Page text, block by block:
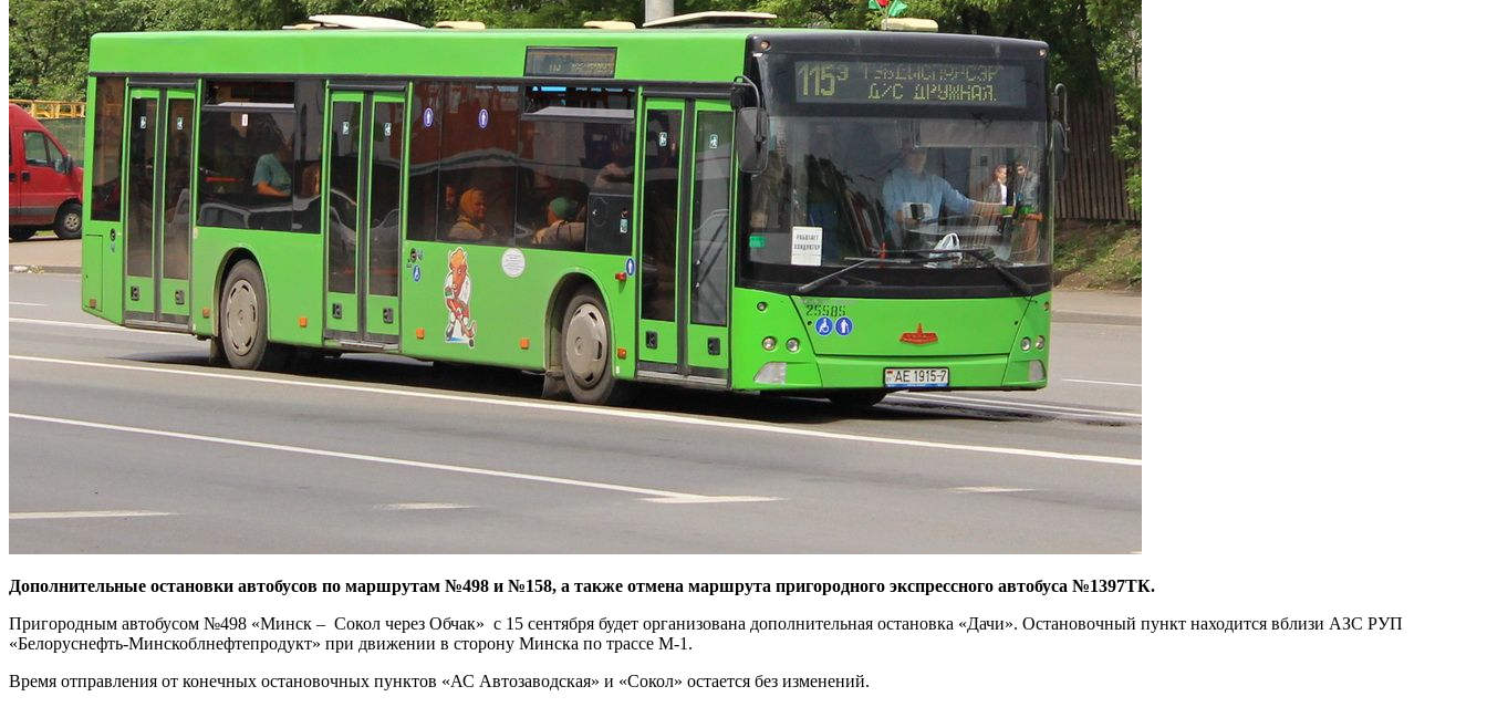
Дополнительные остановки автобусов по маршрутам №498 и №158, а также отмена маршрута пригородного экспрессного автобуса №1397ТК.
Пригородным автобусом №498 «Минск – Сокол через Обчак» с 15 сентября будет организована дополнительная остановка «Дачи». Остановочный пункт находится вблизи АЗС РУП
«Белоруснефть-Минскоблнефтепродукт» при движении в сторону Минска по трассе М-1.
Время отправления от конечных остановочных пунктов «АС Автозаводская» и «Сокол» остается без изменений.